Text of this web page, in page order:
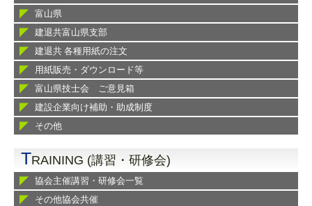
富山県
建退共富山県支部
建退共 各種用紙の注文
用紙販売・ダウンロード等
富山県技士会 ご意見箱
建設企業向け補助・助成制度
その他
TRAINING (講習・研修会)
協会主催講習・研修会一覧
その他協会共催